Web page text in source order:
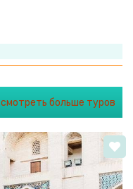
смотреть больше туров